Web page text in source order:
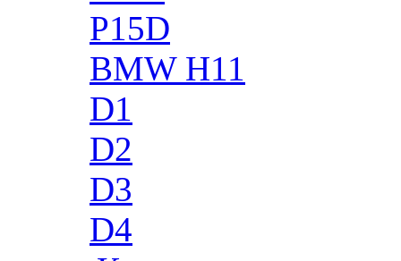
P15D
BMW H11
D1
D2
D3
D4